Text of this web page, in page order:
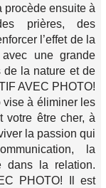
procède ensuite à
prières, des
l’effet de la
une grande
de la nature et de
AVEC PHOTO!
vise à éliminer les
votre être cher, à
la passion qui
la
dans la relation.
PHOTO! Il est